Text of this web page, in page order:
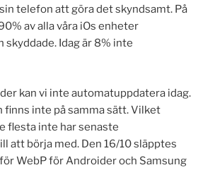
telefon att göra det skyndsamt. På
av alla våra iOs enheter
skyddade. Idag är 8% inte
kan vi inte automatuppdatera idag.
finns inte på samma sätt. Vilket
flesta inte har senaste
att börja med. Den 16/10 släpptes
WebP för Androider och Samsung